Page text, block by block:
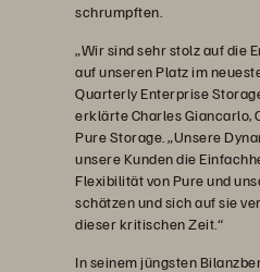
schrumpften.
„Wir sind sehr stolz auf die
auf unseren Platz im
Quarterly Enterprise
erklärte Charles Giancarlo,
Pure Storage. „Unsere
unsere Kunden die
Flexibilität von Pure und
schätzen und sich auf sie
dieser kritischen Zeit.“
In seinem jüngsten